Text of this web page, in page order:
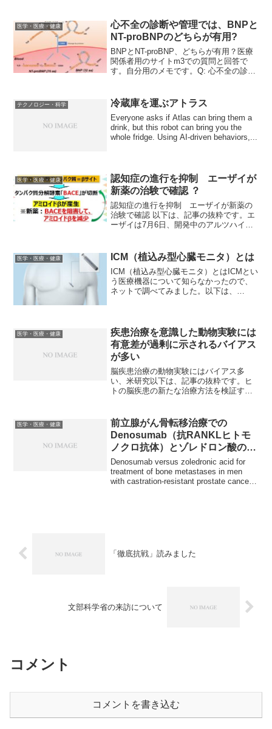
医学・医療・健康
心不全の診断や管理では、BNPと
NT-proBNPのどちらが有用?
BNPとNT-proBNP、どちらが有用？医療
関係者用のサイトm3での質問と回答で
す。自分用のメモです。Q: 心不全の診断
は、BNP≧100pg/ml ま...
テクノロジー・科学 冷蔵庫を運ぶアトラス
Everyone asks if Atlas can bring them a
drink, but this robot can bring you the
whole fridge. Using AI-driven behaviors,...
医学・医療・健康
認知症の進行を抑制 エーザイが
新薬の治験で確認 ？
認知症の進行を抑制 エーザイが新薬の
治験で確認 以下は、記事の抜粋です。エ
ーザイは7月6日、開発中のアルツハイマ
大規模試験で確認できたと発表した。認
知症の原因物質とみ...
医学・医療・健康 ICM（植込み型心臓モニタ）とは
ICM（植込み型心臓モニタ）とはICMとい
う医療機器について知らなかったので、
ネットで調べてみました。以下は、
す。ICM...
医学・医療・健康
疾患治療を意識した動物実験には
有意差が過剰に示されるバイアス
が多い
脳疾患治療の動物実験にはバイアス多
い、米研究以下は、記事の抜粋です。ヒ
トの脳疾患の新たな治療方法を検証する
が、ヒトの臨床試験で失敗する事例が多
いとする論文が7月16日、P...
医学・医療・健康
前立腺がん骨転移治療での
Denosumab（抗RANKLヒトモ
ノクロ抗体）とゾレドロン酸の比
較
Denosumab versus zoledronic acid for
treatment of bone metastases in men
with castration-resistant prostate cancer:
「徹底抗戦」読みました
文部科学省の来訪について
コメント
コメントを書き込む